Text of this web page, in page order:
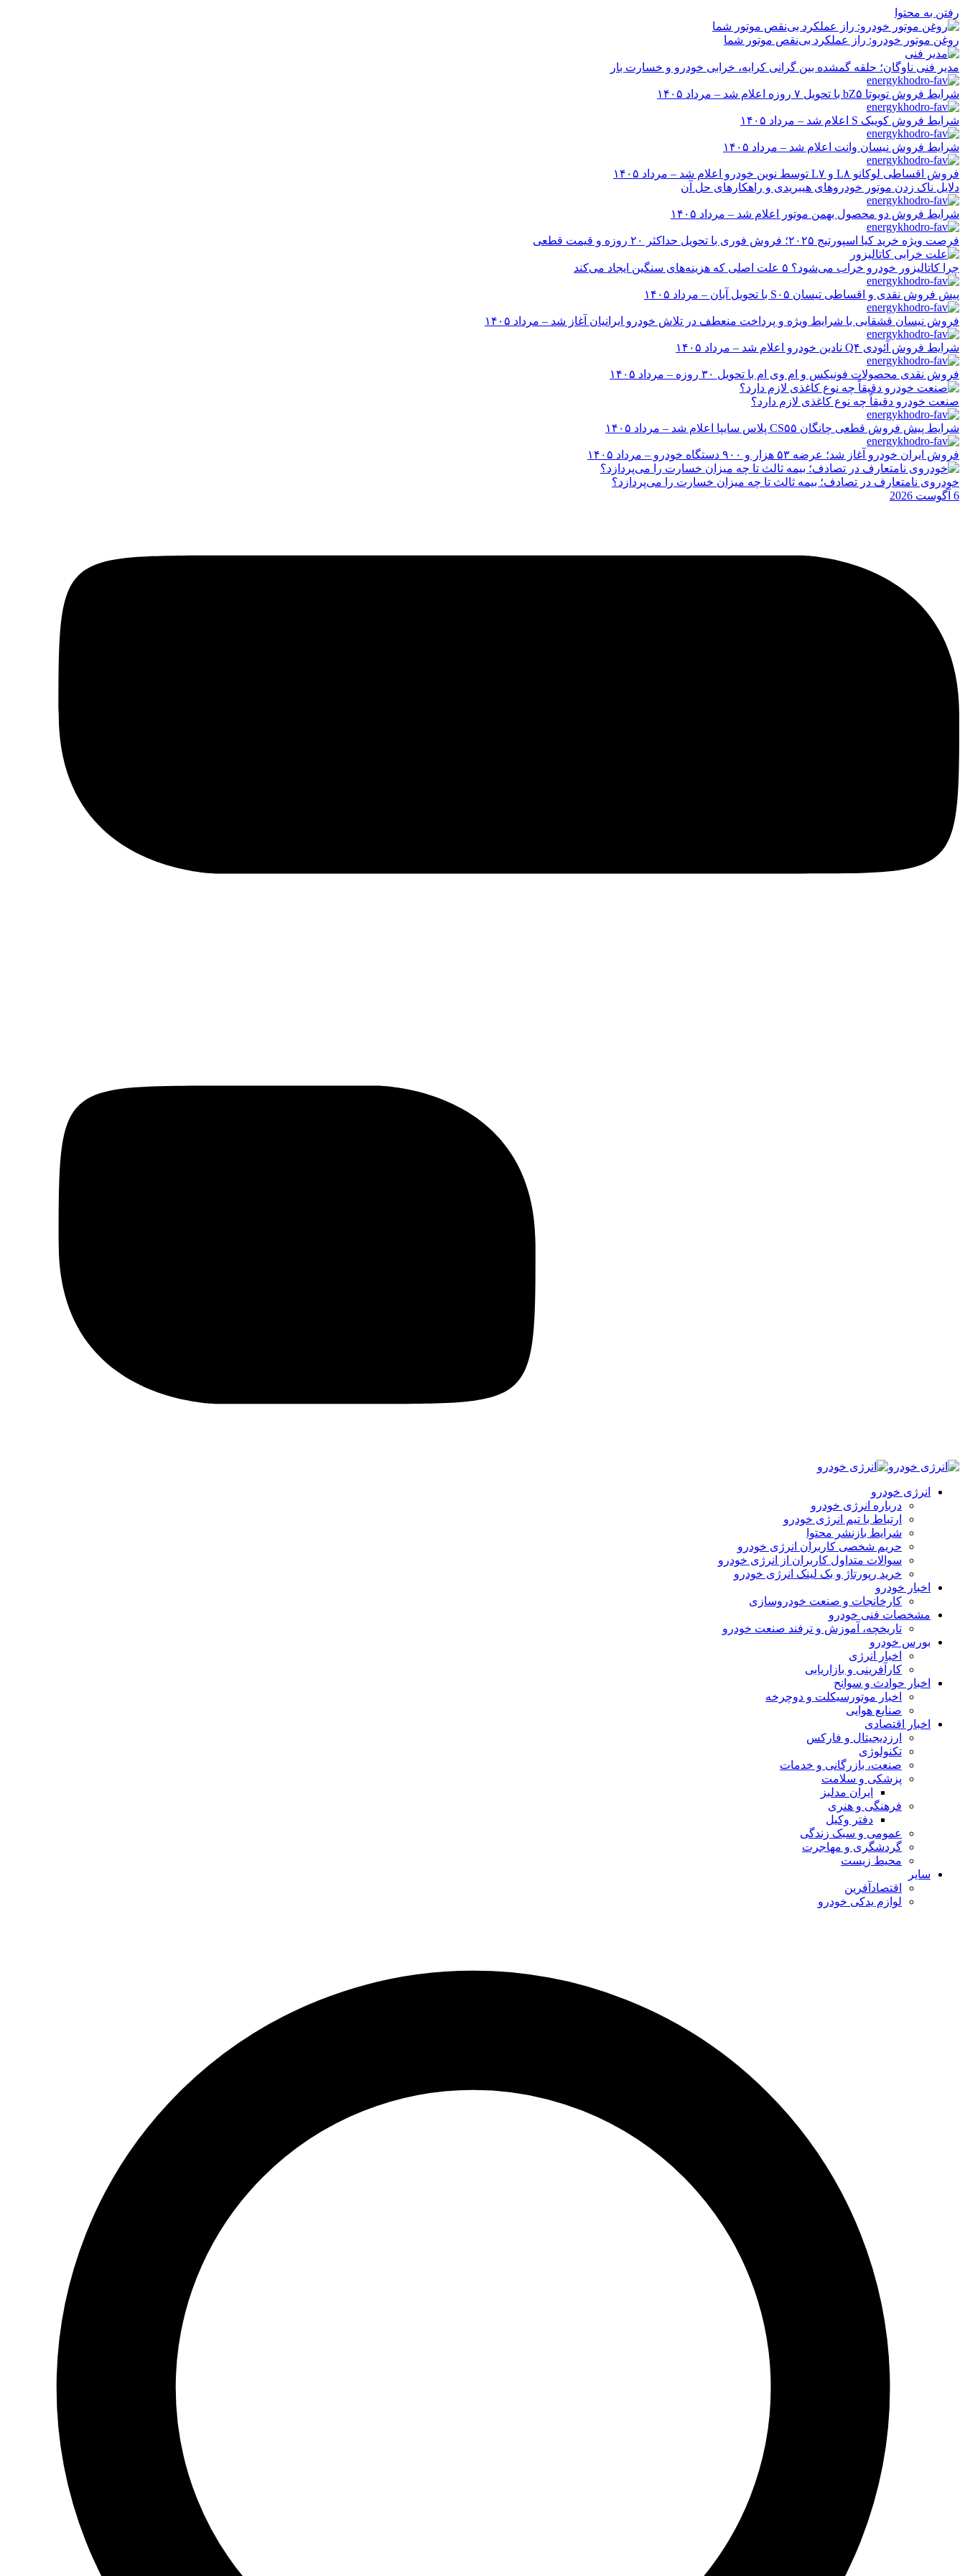
رفتن به محتوا
روغن موتور خودرو: راز عملکرد بی‌نقص موتور شما
مدیر فنی ناوگان؛ حلقه گمشده بین گرانی کرایه، خرابی خودرو و خسارت بار
شرایط فروش تویوتا bZ۵ با تحویل ۷ روزه اعلام شد – مرداد ۱۴۰۵
شرایط فروش کوییک S اعلام شد – مرداد ۱۴۰۵
شرایط فروش نیسان وانت اعلام شد – مرداد ۱۴۰۵
فروش اقساطی لوکانو L۸ و L۷ توسط نوین خودرو اعلام شد – مرداد ۱۴۰۵
دلایل ناک زدن موتور خودروهای هیبریدی و راهکارهای حل آن
شرایط فروش دو محصول بهمن موتور اعلام شد – مرداد ۱۴۰۵
فرصت ویژه خرید کیا اسپورتیج ۲۰۲۵؛ فروش فوری با تحویل حداکثر ۲۰ روزه و قیمت قطعی
چرا کاتالیزور خودرو خراب می‌شود؟ ۵ علت اصلی که هزینه‌های سنگین ایجاد می‌کند
پیش فروش نقدی و اقساطی تیسان S۰۵ با تحویل آبان – مرداد ۱۴۰۵
فروش نیسان قشقایی با شرایط ویژه و پرداخت منعطف در تلاش خودرو ایرانیان آغاز شد – مرداد ۱۴۰۵
شرایط فروش آئودی Q۴ نادین خودرو اعلام شد – مرداد ۱۴۰۵
فروش نقدی محصولات فونیکس و ام وی ام با تحویل ۳۰ روزه – مرداد ۱۴۰۵
صنعت خودرو دقیقاً چه نوع کاغذی لازم دارد؟
شرایط پیش فروش قطعی چانگان CS۵۵ پلاس سایپا اعلام شد – مرداد ۱۴۰۵
فروش ایران خودرو آغاز شد؛ عرضه ۵۳ هزار و ۹۰۰ دستگاه خودرو – مرداد ۱۴۰۵
خودروی نامتعارف در تصادف؛ بیمه ثالث تا چه میزان خسارت را می‌پردازد؟
6 آگوست 2026
انرژی خودرو
درباره انرژی خودرو
ارتباط با تیم انرژی خودرو
شرایط بازنشر محتوا
حریم شخصی کاربران انرژی خودرو
سوالات متداول کاربران از انرژی خودرو
خرید رپورتاژ و بک لینک انرژی خودرو
اخبار خودرو
کارخانجات و صنعت خودروسازی
مشخصات فنی خودرو
تاریخچه، آموزش و ترفند صنعت خودرو
بورس خودرو
اخبار انرژی
کارآفرینی و بازاریابی
اخبار حوادث و سوانح
اخبار موتورسیکلت و دوچرخه
صنایع هوایی
اخبار اقتصادی
ارزدیجیتال و فارکس
تکنولوژی
صنعت، بازرگانی و خدمات
پزشکی و سلامت
ایران مدلبز
فرهنگی و هنری
دفتر وکیل
عمومی و سبک زندگی
گردشگری و مهاجرت
محیط زیست
سایر
اقتصادآفرین
لوازم یدکی خودرو